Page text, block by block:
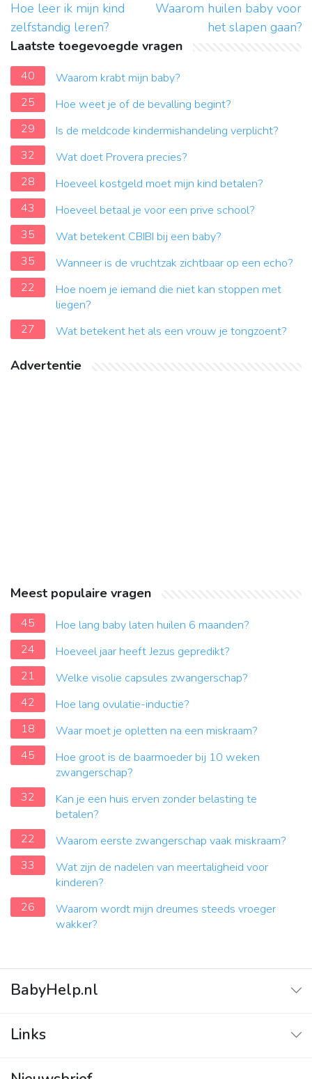
Hoe leer ik mijn kind
zelfstandig leren?
Waarom huilen baby voor
het slapen gaan?
Laatste toegevoegde vragen
40
Waarom krabt mijn baby?
25
Hoe weet je of de bevalling begint?
29
Is de meldcode kindermishandeling verplicht?
32
Wat doet Provera precies?
28
Hoeveel kostgeld moet mijn kind betalen?
43
Hoeveel betaal je voor een prive school?
35
Wat betekent CBIBI bij een baby?
35
Wanneer is de vruchtzak zichtbaar op een echo?
22
Hoe noem je iemand die niet kan stoppen met
liegen?
27
Wat betekent het als een vrouw je tongzoent?
Advertentie
Meest populaire vragen
45
Hoe lang baby laten huilen 6 maanden?
24
Hoeveel jaar heeft Jezus gepredikt?
21
Welke visolie capsules zwangerschap?
42
Hoe lang ovulatie-inductie?
18
Waar moet je opletten na een miskraam?
45
Hoe groot is de baarmoeder bij 10 weken
zwangerschap?
32
Kan je een huis erven zonder belasting te
betalen?
22
Waarom eerste zwangerschap vaak miskraam?
33
Wat zijn de nadelen van meertaligheid voor
kinderen?
26
Waarom wordt mijn dreumes steeds vroeger
wakker?
BabyHelp.nl
Vraag & Antwoord
Links